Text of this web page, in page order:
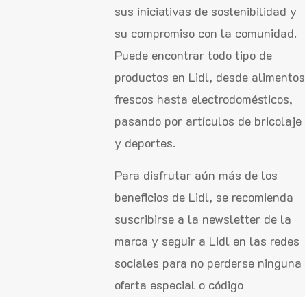
sus iniciativas de sostenibilidad y
su compromiso con la comunidad.
Puede encontrar todo tipo de
productos en Lidl, desde alimentos
frescos hasta electrodomésticos,
pasando por artículos de bricolaje
y deportes.
Para disfrutar aún más de los
beneficios de Lidl, se recomienda
suscribirse a la newsletter de la
marca y seguir a Lidl en las redes
sociales para no perderse ninguna
oferta especial o código